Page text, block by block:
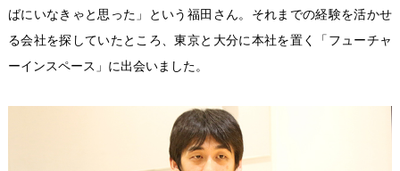
ばにいなきゃと思った」という福田さん。それまでの経験を活かせ
る会社を探していたところ、東京と大分に本社を置く「フューチャ
ーインスペース」に出会いました。